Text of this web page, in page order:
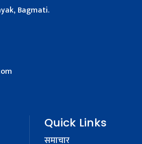
Bagmati.
Quick Links
समाचार